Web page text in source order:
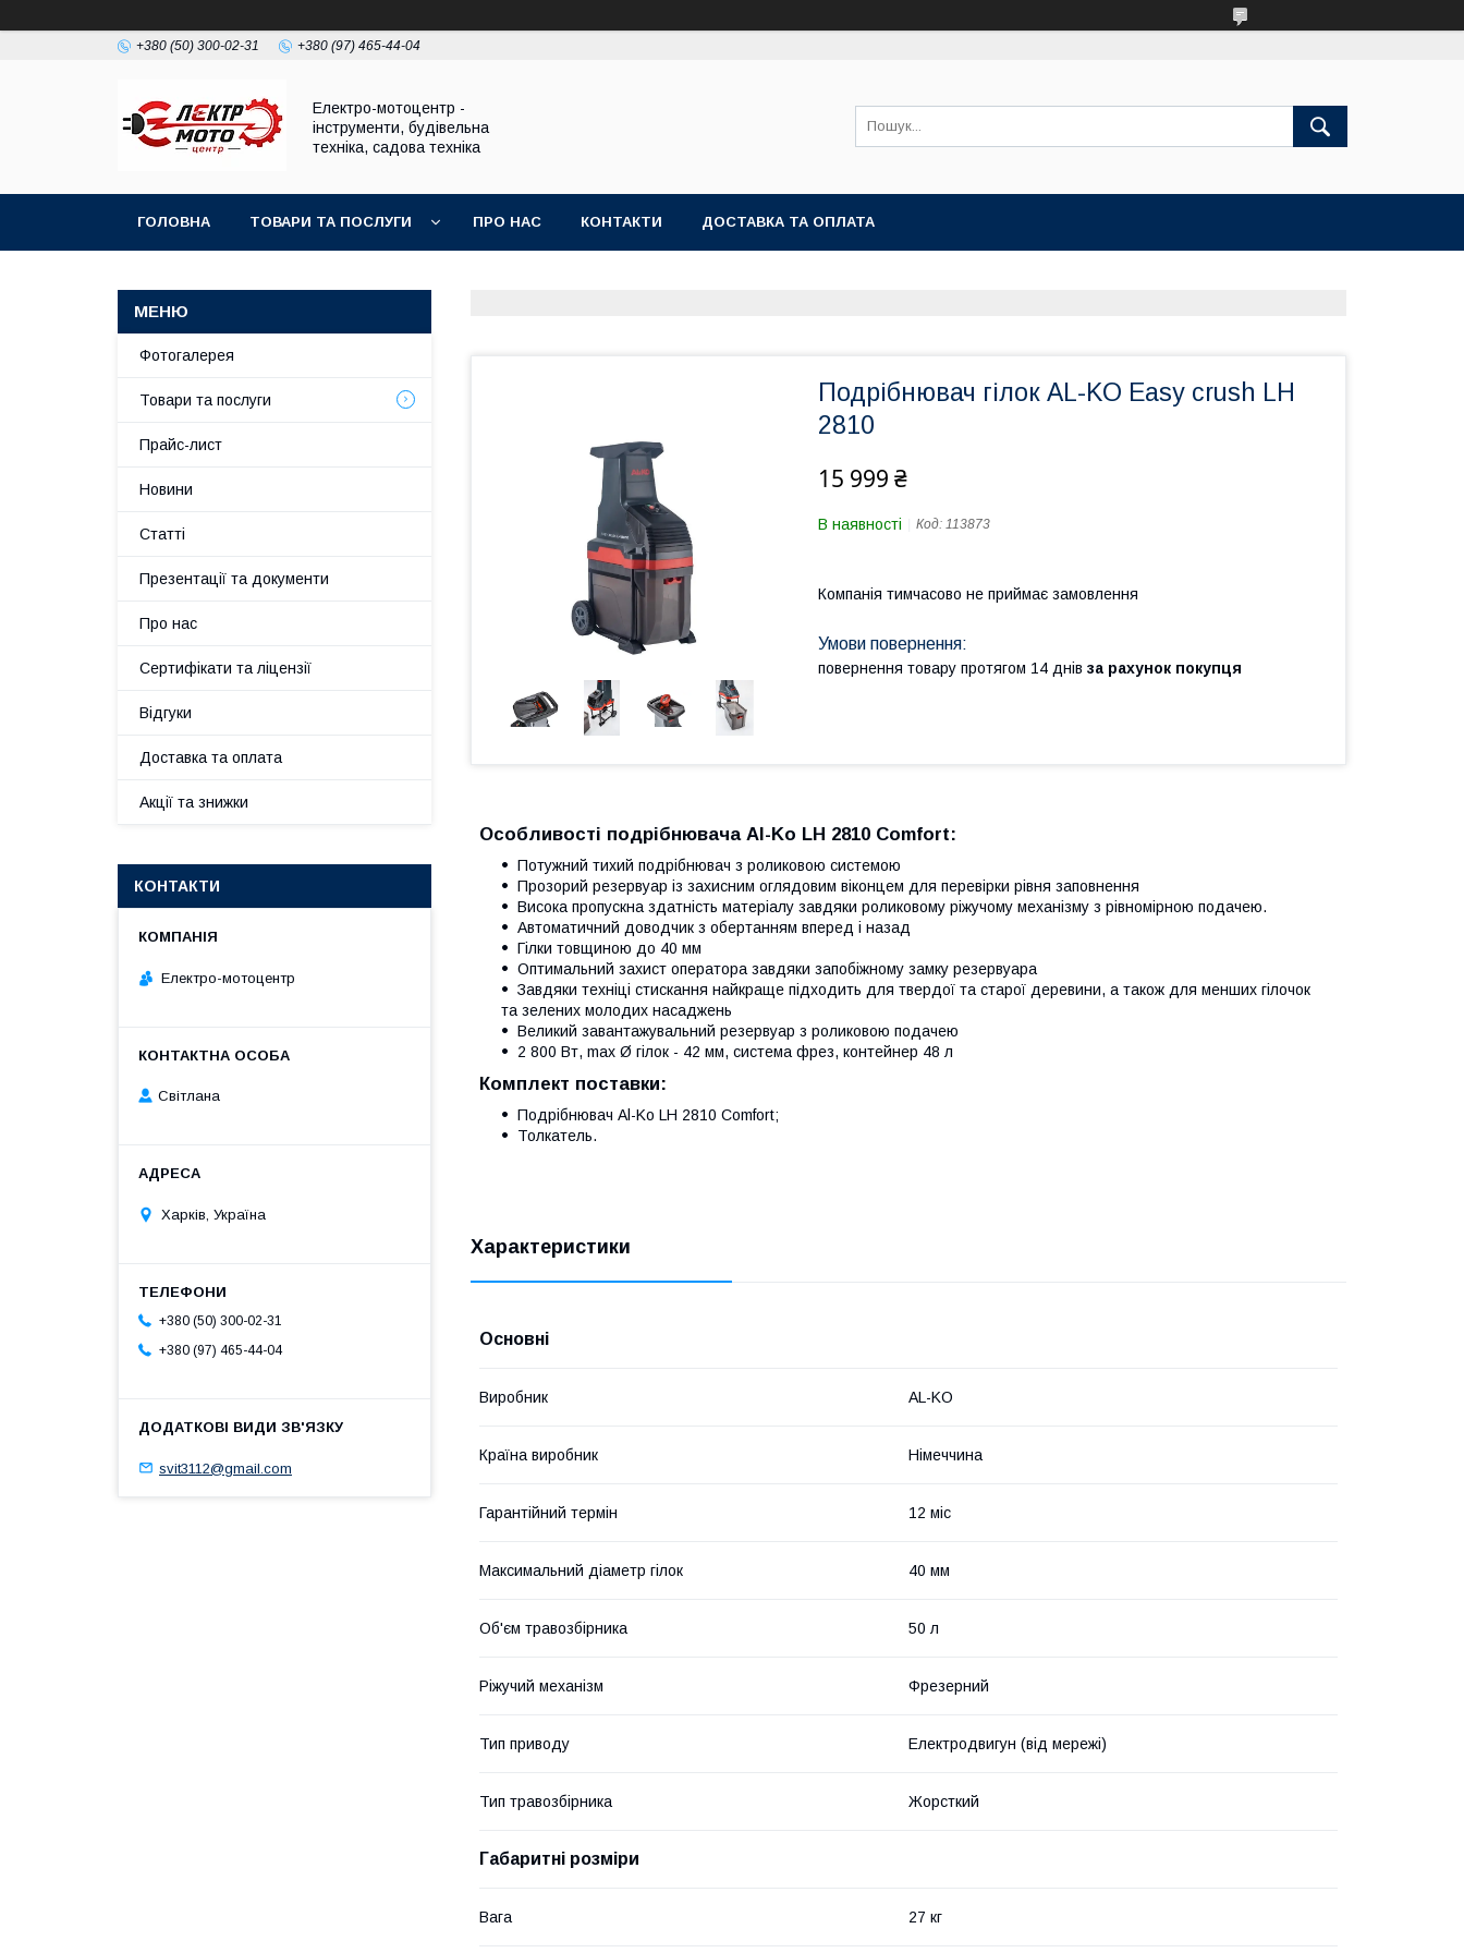
+380 (50) 300-02-31 +380 (97) 465-44-04
Електро-мотоцентр -
інструменти, будівельна
техніка, садова техніка
ГОЛОВНА ТОВАРИ ТА ПОСЛУГИ ПРО НАС КОНТАКТИ ДОСТАВКА ТА ОПЛАТА
Подрібнювач гілок AL-KO Easy crush LH
2810
15 999 ₴
В наявності Код: 113873
Компанія тимчасово не приймає замовлення
повернення товару протягом 14 днів за рахунок покупця
Особливості подрібнювача Al-Ko LH 2810 Comfort:
Потужний тихий подрібнювач з роликовою системою
Прозорий резервуар із захисним оглядовим віконцем для перевірки рівня заповнення
Висока пропускна здатність матеріалу завдяки роликовому ріжучому механізму з рівномірною подачею.
Автоматичний доводчик з обертанням вперед і назад
Гілки товщиною до 40 мм
Оптимальний захист оператора завдяки запобіжному замку резервуара
Завдяки техніці стискання найкраще підходить для твердої та старої деревини, а також для менших гілочок
та зелених молодих насаджень
Великий завантажувальний резервуар з роликовою подачею
2 800 Вт, max Ø гілок - 42 мм, система фрез, контейнер 48 л
Комплект поставки:
Подрібнювач Al-Ko LH 2810 Comfort;
Толкатель.
Характеристики
Основні
Виробник AL-KO
Країна виробник Німеччина
Гарантійний термін 12 міс
Максимальний діаметр гілок 40 мм
Об'єм травозбірника 50 л
Ріжучий механізм Фрезерний
Тип приводу Електродвигун (від мережі)
Тип травозбірника Жорсткий
Габаритні розміри
Вага 27 кг
Фотогалерея
Товари та послуги
Прайс-лист
Новини
Статті
Презентації та документи
Про нас
Сертифікати та ліцензії
Відгуки
Доставка та оплата
Акції та знижки
КОНТАКТИ
Електро-мотоцентр
Світлана
Харків, Україна
+380 (50) 300-02-31
+380 (97) 465-44-04
svit3112@gmail.com